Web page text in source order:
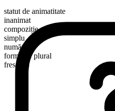
statut de animatitate
inanimat
compoziție morfologică
simplu
numărabil
formă de plural
frescoes